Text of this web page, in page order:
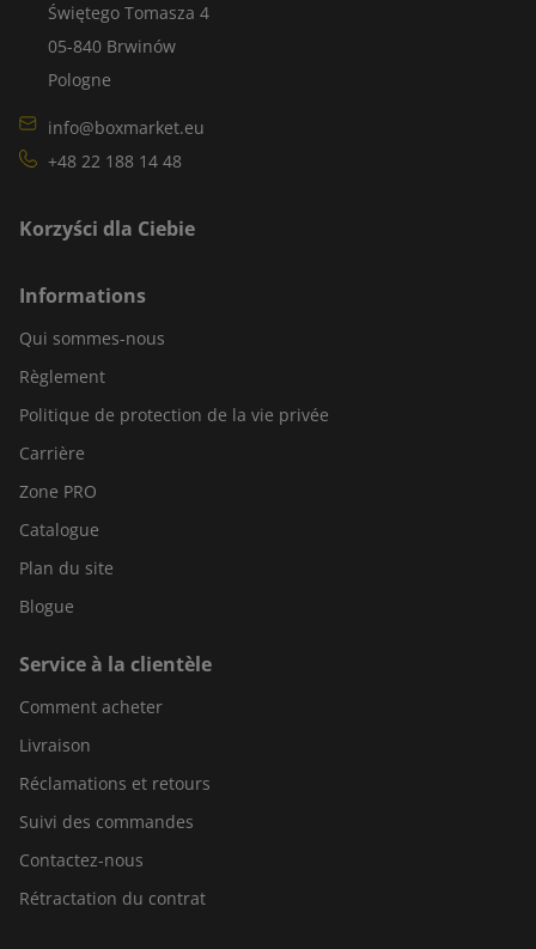
Świętego Tomasza 4
05-840 Brwinów
Pologne
info@boxmarket.eu
+48 22 188 14 48
Korzyści dla Ciebie
Informations
Qui sommes-nous
Règlement
Politique de protection de la vie privée
Carrière
Zone PRO
Catalogue
Plan du site
Blogue
Service à la clientèle
Comment acheter
Livraison
Réclamations et retours
Suivi des commandes
Contactez-nous
Rétractation du contrat